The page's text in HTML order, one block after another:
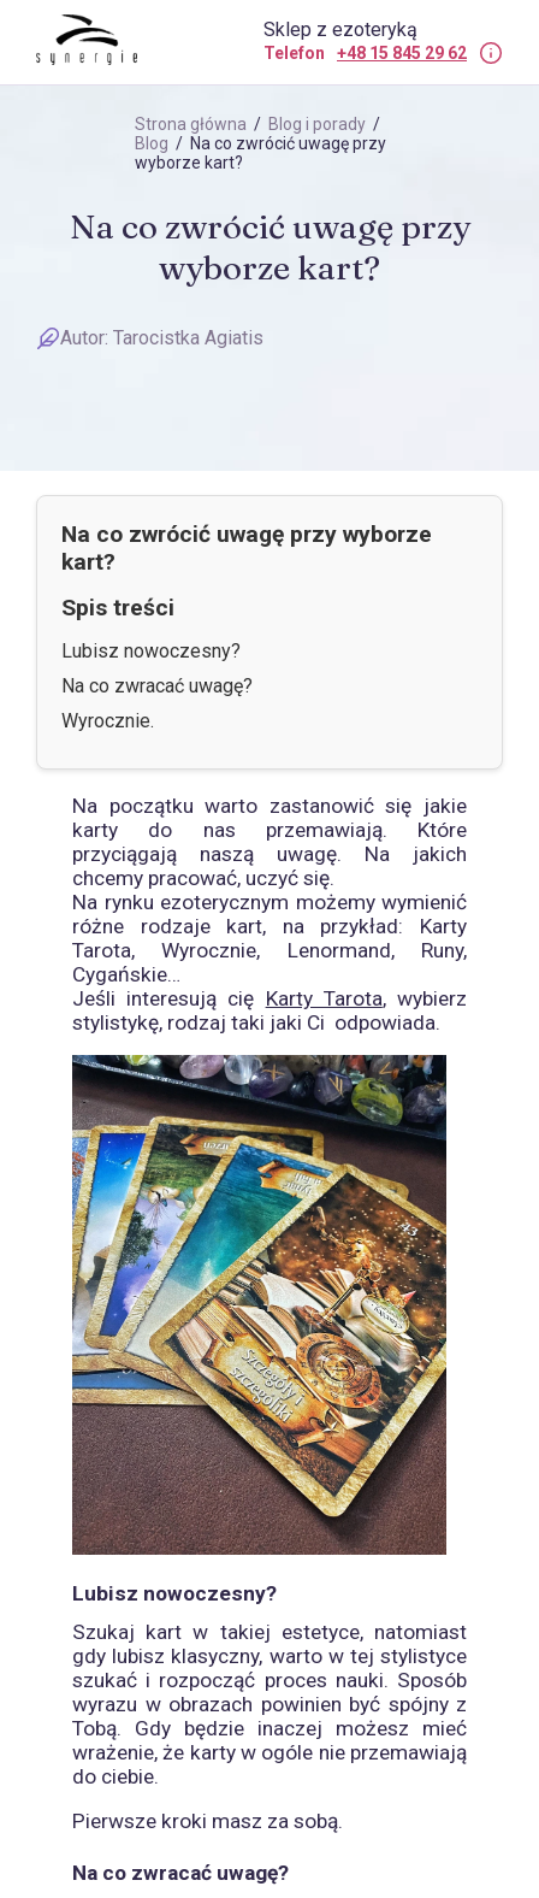
Sklep z ezoteryką
Telefon +48 15 845 29 62
Strona główna / Blog i porady /
Blog / Na co zwrócić uwagę przy
wyborze kart?
Na co zwrócić uwagę przy
wyborze kart?
Autor: Tarocistka Agiatis
Na co zwrócić uwagę przy wyborze
kart?
Spis treści
Lubisz nowoczesny?
Na co zwracać uwagę?
Wyrocznie.
Na początku warto zastanowić się jakie
karty do nas przemawiają. Które
przyciągają naszą uwagę. Na jakich
chcemy pracować, uczyć się.
Na rynku ezoterycznym możemy wymienić
różne rodzaje kart, na przykład: Karty
Tarota, Wyrocznie, Lenormand, Runy,
Cygańskie…
Jeśli interesują cię Karty Tarota, wybierz
stylistykę, rodzaj taki jaki Ci odpowiada.
Lubisz nowoczesny?
Szukaj kart w takiej estetyce, natomiast
gdy lubisz klasyczny, warto w tej stylistyce
szukać i rozpocząć proces nauki. Sposób
wyrazu w obrazach powinien być spójny z
Tobą. Gdy będzie inaczej możesz mieć
wrażenie, że karty w ogóle nie przemawiają
do ciebie.
Pierwsze kroki masz za sobą.
Na co zwracać uwagę?